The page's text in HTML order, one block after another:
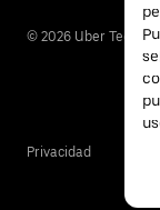
© 2026 Uber
Privacidad